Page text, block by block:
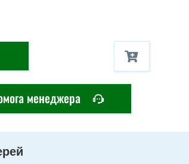
менеджера